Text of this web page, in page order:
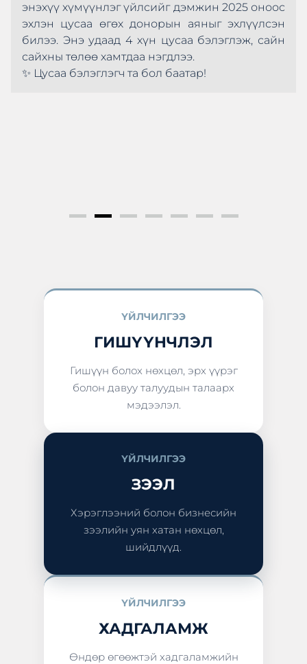
энэхүү хүмүүнлэг үйлсийг дэмжин 2025 оноос
эхлэн цусаа өгөх донорын аяныг эхлүүлсэн
билээ. Энэ удаад 4 хүн цусаа бэлэглэж, сайн
сайхны төлөө хамтдаа нэгдлээ.
✨ Цусаа бэлэглэгч та бол баатар!
ҮЙЛЧИЛГЭЭ
ГИШҮҮНЧЛЭЛ
Гишүүн болох нөхцөл, эрх үүрэг
болон давуу талуудын талаарх
мэдээлэл.
ҮЙЛЧИЛГЭЭ
ЗЭЭЛ
Хэрэглээний болон бизнесийн
зээлийн уян хатан нөхцөл,
шийдлүүд.
ҮЙЛЧИЛГЭЭ
ХАДГАЛАМЖ
Өндөр өгөөжтэй хадгаламжийн